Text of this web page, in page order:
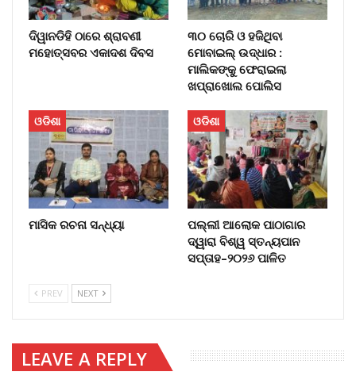
ଦିୱାନଡିହି ଠାରେ ଶ୍ରାବଣୀ
ମହୋତ୍ସବର ଏକାଦଶ ଦିବସ
୩୦ ଚୋରି ଓ ହଜିଥିବା
ମୋବାଇଲ୍‌ ଉଦ୍ଧାର :
ମାଲିକଙ୍କୁ ଫେରାଇଲା
ଖପ୍ରାଖୋଲ ପୋଲିସ
ଓଡିଶା
ମାସିକ ରଚନା ସନ୍ଧ୍ୟା
ଓଡିଶା
ପଲ୍ଲୀ ଆଲୋକ ପାଠାଗାର
ଦ୍ୱାରା ବିଶ୍ୱ ସ୍ତନ୍ୟପାନ
ସପ୍ତାହ–୨୦୨୬ ପାଳିତ
PREV NEXT
LEAVE A REPLY